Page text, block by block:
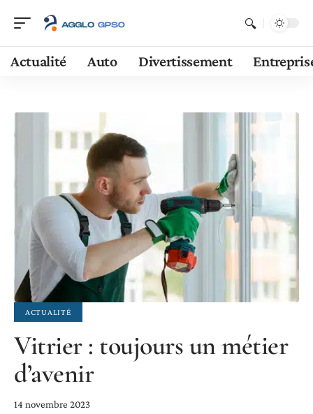
Actualité Auto Divertissement
ACTUALITÉ
Vitrier : toujours un métier
d’avenir
14 novembre 2023